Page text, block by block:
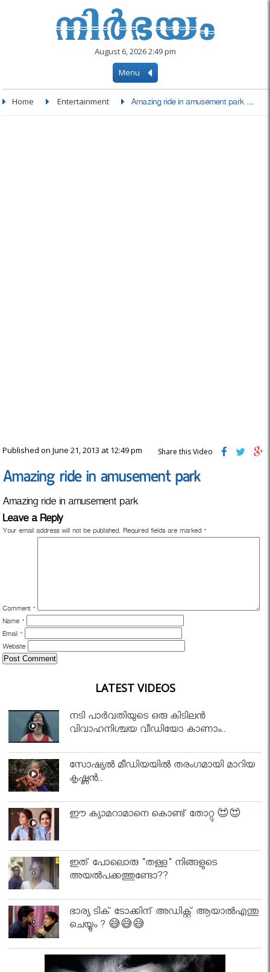
August 6, 2026 2:49 pm
Menu
Home Entertainment Amazing ride in amusement park ....
Published on June 21, 2013 at 12:49 pm Share this Video
Amazing ride in amusement park
Amazing ride in amusement park
Leave a Reply
Your email address will not be published. Required fields are marked *
Comment *
Name *
Email *
Website
LATEST VIDEOS
നടി പാർവതിയുടെ ഒരു കിടിലൻ
വിവാഹനിശ്ചയ വീഡിയോ കാണാം..
സോഷ്യൽ മീഡിയയിൽ തരംഗമായി മാറിയ
കൃഷ്ണൻ..
ഈ ക്യാമറാമാനെ കൊണ്ട് തോറ്റു 😍😍
ഇത് പോലൊരു "തള്ള" നിങ്ങളുടെ
അയല്‍പക്കത്തുണ്ടോ??
ഭാര്യ ടിക് ടോക്കിന് അഡിക്റ്റ് ആയാൽഎന്തു
ചെയ്യും ? 😅😅😅